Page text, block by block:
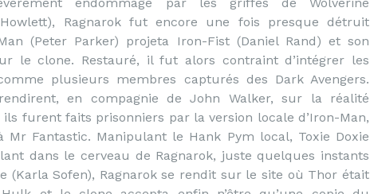
Howlett), Ragnarok fut encore une fois presque détruit
(Peter Parker) projeta Iron-Fist (Daniel Rand) et son
le clone. Restauré, il fut alors contraint d’intégrer les
plusieurs membres capturés des Dark Avengers.
en compagnie de John Walker, sur la réalité
furent faits prisonniers par la version locale d’Iron-Man,
Fantastic. Manipulant le Hank Pym local, Toxie Doxie
dans le cerveau de Ragnarok, juste quelques instants
(Karla Sofen), Ragnarok se rendit sur le site où Thor était